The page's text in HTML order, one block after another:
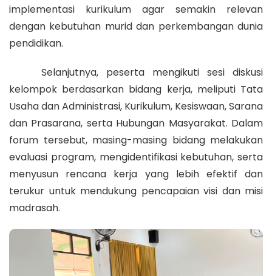
implementasi kurikulum agar semakin relevan
dengan kebutuhan murid dan perkembangan dunia
pendidikan.
Selanjutnya, peserta mengikuti sesi diskusi
kelompok berdasarkan bidang kerja, meliputi Tata
Usaha dan Administrasi, Kurikulum, Kesiswaan, Sarana
dan Prasarana, serta Hubungan Masyarakat. Dalam
forum tersebut, masing-masing bidang melakukan
evaluasi program, mengidentifikasi kebutuhan, serta
menyusun rencana kerja yang lebih efektif dan
terukur untuk mendukung pencapaian visi dan misi
madrasah.